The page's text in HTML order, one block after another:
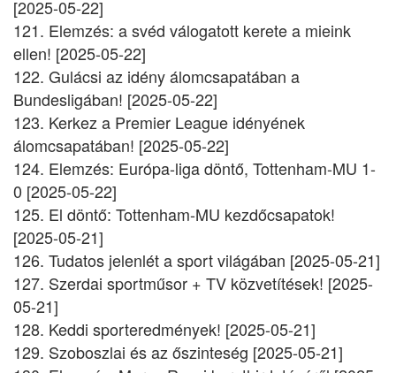
[2025-05-22]
121. Elemzés: a svéd válogatott kerete a mieink
ellen! [2025-05-22]
122. Gulácsi az idény álomcsapatában a
Bundesligában! [2025-05-22]
123. Kerkez a Premier League idényének
álomcsapatában! [2025-05-22]
124. Elemzés: Európa-liga döntő, Tottenham-MU 1-
0 [2025-05-22]
125. El döntő: Tottenham-MU kezdőcsapatok!
[2025-05-21]
126. Tudatos jelenlét a sport világában [2025-05-21]
127. Szerdai sportműsor + TV közvetítések! [2025-
05-21]
128. Keddi sporteredmények! [2025-05-21]
129. Szoboszlai és az őszinteség [2025-05-21]